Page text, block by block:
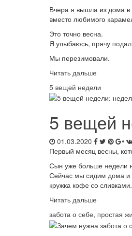
Вчера я вышла из дома в
вместо любимого
Это точно весна.
Я улыбаюсь, прячу
Мы перезимовали.
Читать дальше
5 вещей недели
5 вещей
01.03.2020
Первый месяц весны,
Сын уже больше недели
Сейчас мы сидим дома и
кружка кофе со
Читать дальше
забота о себе, простая